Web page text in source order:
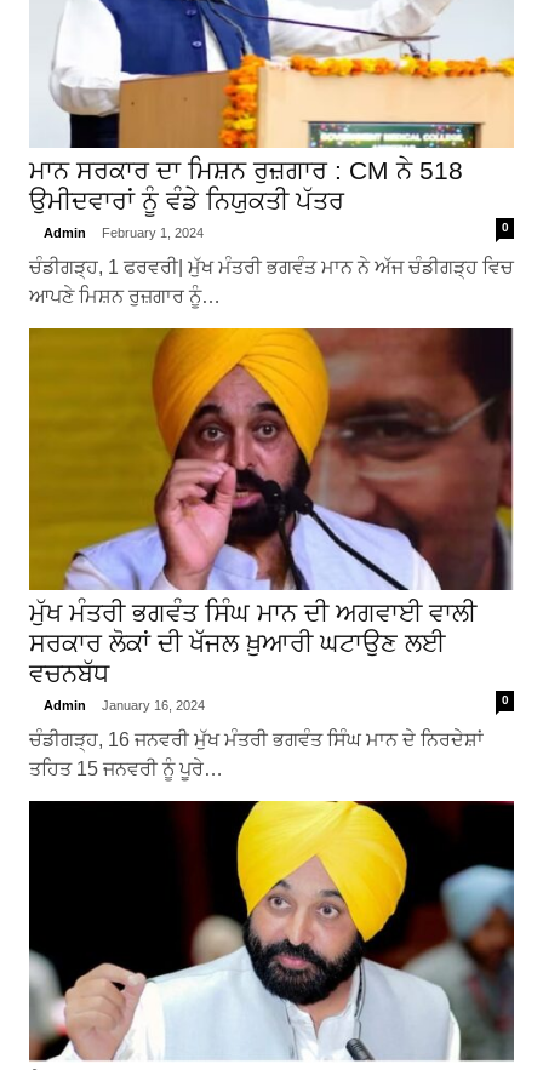
ਮਾਨ ਸਰਕਾਰ ਦਾ ਮਿਸ਼ਨ ਰੁਜ਼ਗਾਰ : CM ਨੇ 518
ਉਮੀਦਵਾਰਾਂ ਨੂੰ ਵੰਡੇ ਨਿਯੁਕਤੀ ਪੱਤਰ
Admin February 1, 2024 0
ਚੰਡੀਗੜ੍ਹ, 1 ਫਰਵਰੀ| ਮੁੱਖ ਮੰਤਰੀ ਭਗਵੰਤ ਮਾਨ ਨੇ ਅੱਜ ਚੰਡੀਗੜ੍ਹ ਵਿਚ
ਆਪਣੇ ਮਿਸ਼ਨ ਰੁਜ਼ਗਾਰ ਨੂੰ…
ਮੁੱਖ ਮੰਤਰੀ ਭਗਵੰਤ ਸਿੰਘ ਮਾਨ ਦੀ ਅਗਵਾਈ ਵਾਲੀ
ਸਰਕਾਰ ਲੋਕਾਂ ਦੀ ਖੱਜਲ ਖ਼ੁਆਰੀ ਘਟਾਉਣ ਲਈ
ਵਚਨਬੱਧ
Admin January 16, 2024 0
ਚੰਡੀਗੜ੍ਹ, 16 ਜਨਵਰੀ ਮੁੱਖ ਮੰਤਰੀ ਭਗਵੰਤ ਸਿੰਘ ਮਾਨ ਦੇ ਨਿਰਦੇਸ਼ਾਂ
ਤਹਿਤ 15 ਜਨਵਰੀ ਨੂੰ ਪੂਰੇ…